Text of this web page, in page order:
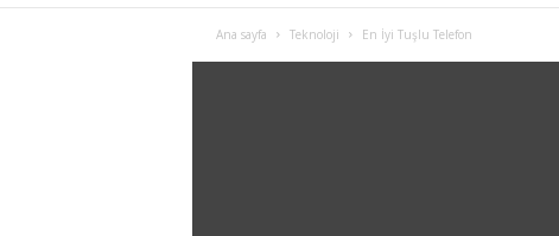
Ana sayfa Teknoloji En İyi Tuşlu Telefon